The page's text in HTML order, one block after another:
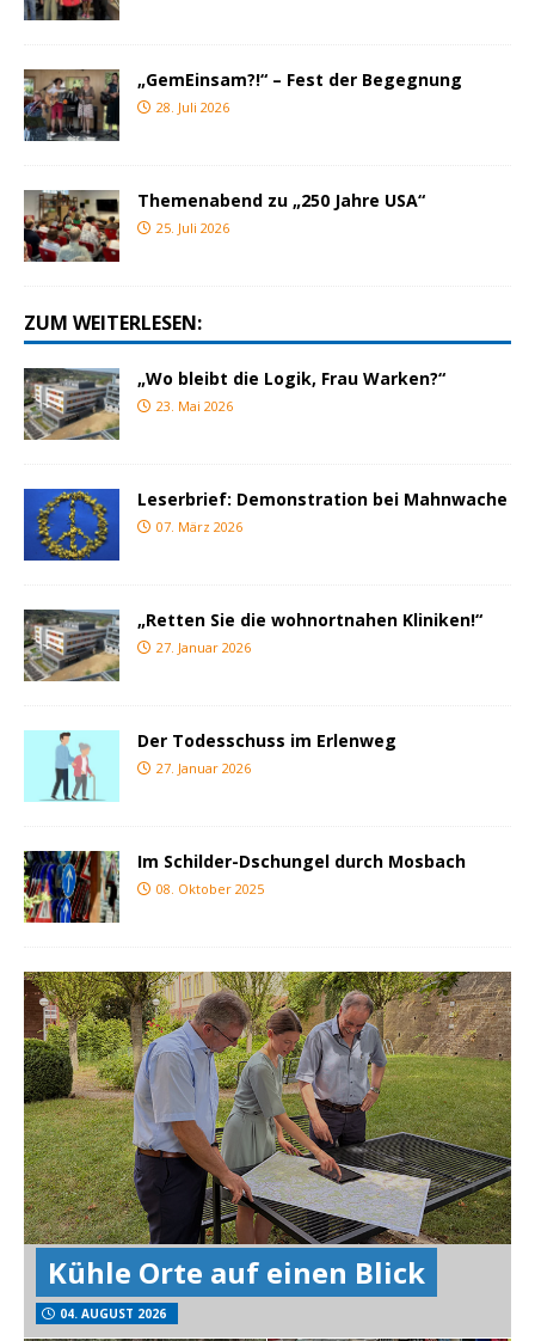
„GemEinsam?!“ – Fest der Begegnung
28. Juli 2026
Themenabend zu „250 Jahre USA“
25. Juli 2026
ZUM WEITERLESEN:
„Wo bleibt die Logik, Frau Warken?“
23. Mai 2026
Leserbrief: Demonstration bei Mahnwache
07. März 2026
„Retten Sie die wohnortnahen Kliniken!“
27. Januar 2026
Der Todesschuss im Erlenweg
27. Januar 2026
Im Schilder-Dschungel durch Mosbach
08. Oktober 2025
Kühle Orte auf einen Blick
04. AUGUST 2026